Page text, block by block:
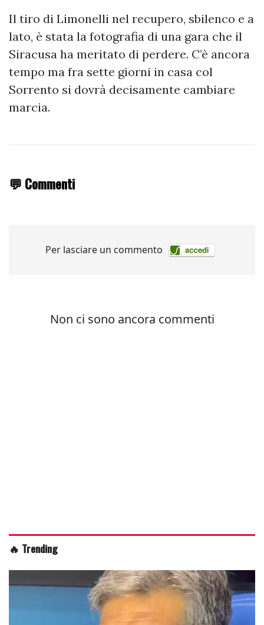
Il tiro di Limonelli nel recupero, sbilenco e a
lato, è stata la fotografia di una gara che il
Siracusa ha meritato di perdere. C’è ancora
tempo ma fra sette giorni in casa col
Sorrento si dovrà decisamente cambiare
marcia.
💬 Commenti
🔥 Trending